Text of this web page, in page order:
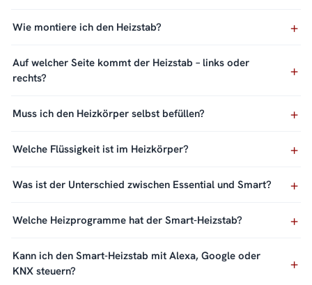
Wie montiere ich den Heizstab?
Auf welcher Seite kommt der Heizstab – links oder
rechts?
Muss ich den Heizkörper selbst befüllen?
Welche Flüssigkeit ist im Heizkörper?
Was ist der Unterschied zwischen Essential und Smart?
Welche Heizprogramme hat der Smart-Heizstab?
Kann ich den Smart-Heizstab mit Alexa, Google oder
KNX steuern?